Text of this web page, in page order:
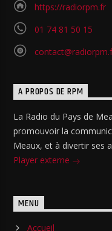
https://radiorpm.fr
01 74 81 50 15
A PROPOS DE RPM
La Radio du Pays de
promouvoir la
Meaux, et à divertir ses
Player externe
MENU
Accueil